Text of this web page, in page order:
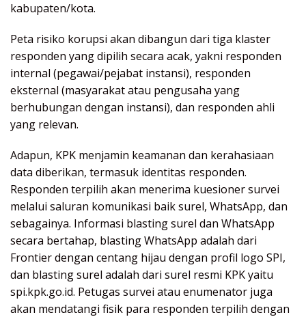
kabupaten/kota.
Peta risiko korupsi akan dibangun dari tiga klaster
responden yang dipilih secara acak, yakni responden
internal (pegawai/pejabat instansi), responden
eksternal (masyarakat atau pengusaha yang
berhubungan dengan instansi), dan responden ahli
yang relevan.
Adapun, KPK menjamin keamanan dan kerahasiaan
data diberikan, termasuk identitas responden.
Responden terpilih akan menerima kuesioner survei
melalui saluran komunikasi baik surel, WhatsApp, dan
sebagainya. Informasi blasting surel dan WhatsApp
secara bertahap, blasting WhatsApp adalah dari
Frontier dengan centang hijau dengan profil logo SPI,
dan blasting surel adalah dari surel resmi KPK yaitu
spi.kpk.go.id. Petugas survei atau enumenator juga
akan mendatangi fisik para responden terpilih dengan